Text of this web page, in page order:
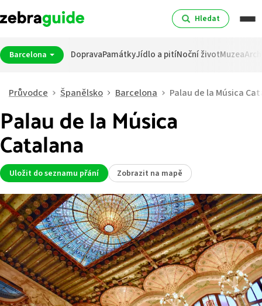
Hledat
Barcelona DopravaPamátkyJídlo a pitíNoční životMuzea
Průvodce Španělsko Barcelona Palau de la Música
Palau de la Música
Catalana
Uložit do seznamu přání Zobrazit na mapě